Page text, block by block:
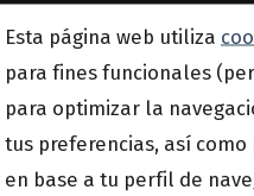
Suscríbete a
Esta página web utiliza
para fines funcionales
para optimizar la
tus preferencias, así
en base a tu perfil de